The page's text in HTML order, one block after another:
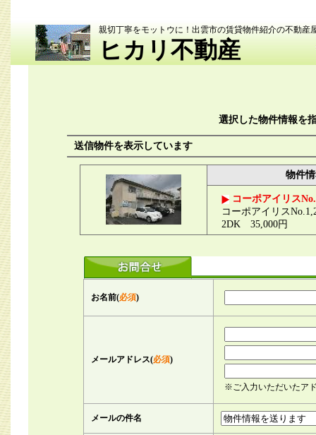
親切丁寧をモットウに！出雲市の賃貸物件紹介の不動産
ヒカリ不動産
選択した物件情報を
送信物件を表示しています
物件
コーポアイリス
コーポアイリス
2DK 35,000円
お名前(必須)
メールアドレス(必須)
※ご入力いただいたア
メールの件名